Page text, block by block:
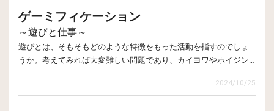
このような自己規制や束縛からの解放メカニズムによって、ふ
だんは良識的な人々が、大きな葛藤やストレスを感じることな
く倫理やモラルからの逸脱行為を犯すことが可能になります。
自分の利益ではなく会社のためになるのだと自分の中で正当化
この例では、目標達成度をすべて１とすれば、取り得る最高点は1
61点となり、現在の総合成績が131.8点なので、8割強の達成率と
いうことになります。もちろん、実際の評価はそれほど単純なも
のではありませんが、 目標の困難度と達成度が考慮されている
きる目標では、目標達成度が高くとも成績は高くならないという
ことです。同じく、重要度の低い目標では達成度が高くとも成績
ゲーミフィケーション
～遊びと仕事～
遊びとは、そもそもどのような特徴をもった活動を指すのでしょ
うか。考えてみれば大変難しい問題であり、カイヨワやホイジン
察がなされています。ここではカイヨワの考察に関連して、遊び
強制されないこと。強制されると、魅力的で愉快な楽しみという
2024/10/25